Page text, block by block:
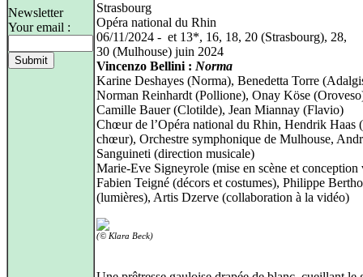
Newsletter
Your email :
Strasbourg
Opéra national du Rhin
06/11/2024 - et 13*, 16, 18, 20 (Strasbourg), 28,
30 (Mulhouse) juin 2024
Vincenzo Bellini : Norma
Karine Deshayes (Norma), Benedetta Torre
Norman Reinhardt (Pollione), Onay Köse
Camille Bauer (Clotilde), Jean Miannay (Flavio)
Chœur de l’Opéra national du Rhin, Hendrik Haas
chœur), Orchestre symphonique de Mulhouse,
Sanguineti (direction musicale)
Marie-Eve Signeyrole (mise en scène et conception
Fabien Teigné (décors et costumes), Philippe
(lumières), Artis Dzerve (collaboration à la vidéo)
(© Klara Beck)